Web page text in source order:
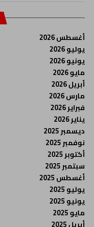
أغسطس 2026
يوليو 2026
يونيو 2026
مايو 2026
أبريل 2026
مارس 2026
فبراير 2026
يناير 2026
ديسمبر 2025
نوفمبر 2025
أكتوبر 2025
سبتمبر 2025
أغسطس 2025
يوليو 2025
يونيو 2025
مايو 2025
أبريل 2025